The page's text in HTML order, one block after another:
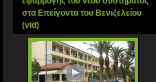
στα Επείγοντα του Βενιζελείου
(vid)